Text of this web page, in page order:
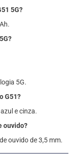
5G?
5G.
G51?
e cinza.
ouvido?
ouvido de 3,5 mm.